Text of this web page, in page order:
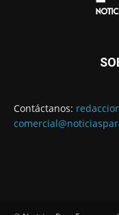
Contáctanos: